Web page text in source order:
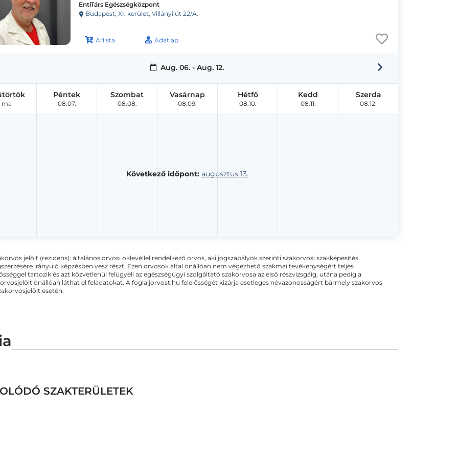
EntiTárs Egészségközpont
Budapest, XI. kerület, Villányi út 22/A.
Árlista Adatlap
Aug. 06. - Aug. 12.
Következő időpont: augusztus 13.
ma
Péntek
08.07.
Szombat
08.08.
Vasárnap
08.09.
Hétfő
08.10.
Kedd
08.11.
Szerda
08.12.
jelölt (rezidens): általános orvosi oklevéllel rendelkező orvos, aki jogszabályok szerinti szakorvosi szakképesítés
irányuló képzésben vesz részt. Ezen orvosok által önállóan nem végezhető szakmai tevékenységért teljes
tartozik és azt közvetlenül felügyeli az egészségügyi szolgáltató szakorvosa az első részvizsgáig, utána pedig a
önállóan láthat el feladatokat. A foglaljorvost.hu felelősségét kizárja esetleges névazonosságért bármely szakorvos
esetén.
SZAKTERÜLETEK